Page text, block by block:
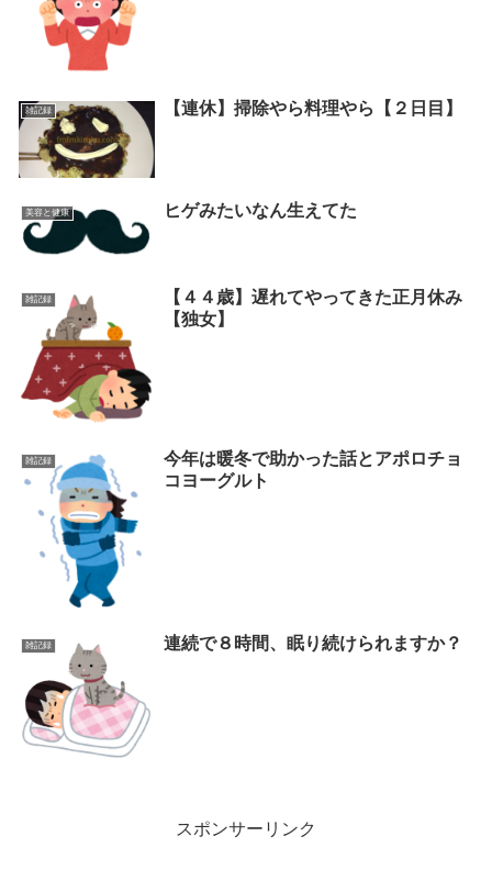
雑記録 【連休】掃除やら料理やら【２日目】
美容と健康 ヒゲみたいなん生えてた
雑記録
【４４歳】遅れてやってきた正月休み
【独女】
雑記録
今年は暖冬で助かった話とアポロチョ
コヨーグルト
雑記録 連続で８時間、眠り続けられますか？
スポンサーリンク